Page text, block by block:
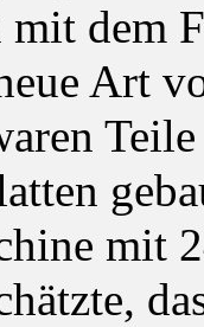
mit dem
Art
mit